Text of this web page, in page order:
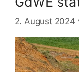
2. August 2024